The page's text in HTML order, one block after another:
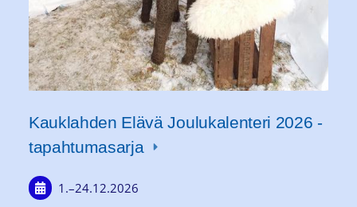
Kauklahden Elävä Joulukalenteri 2026 -
tapahtumasarja
1.–24.12.2026